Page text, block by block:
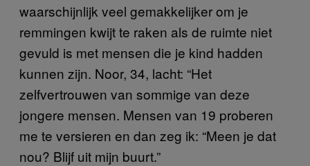
waarschijnlijk veel gemakkelijker om je
remmingen kwijt te raken als de ruimte niet
gevuld is met mensen die je kind hadden
kunnen zijn. Noor, 34, lacht: “Het
zelfvertrouwen van sommige van deze
jongere mensen. Mensen van 19 proberen
me te versieren en dan zeg ik: “Meen je dat
nou? Blijf uit mijn buurt.”